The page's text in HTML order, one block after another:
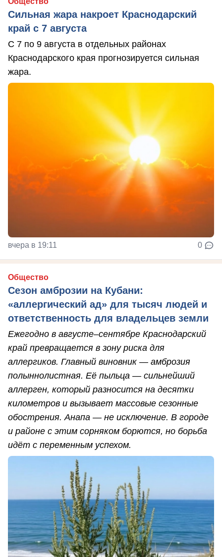
Сильная жара накроет Краснодарский
край с 7 августа
С 7 по 9 августа в отдельных районах
Краснодарского края прогнозируется сильная
жара.
вчера в 19:11 0
Общество
Сезон амброзии на Кубани:
«аллергический ад» для тысяч людей и
ответственность для владельцев земли
Ежегодно в августе–сентябре Краснодарский
край превращается в зону риска для
аллергиков. Главный виновник — амброзия
полыннолистная. Её пыльца — сильнейший
аллерген, который разносится на десятки
километров и вызывает массовые сезонные
обострения. Анапа — не исключение. В городе
и районе с этим сорняком борются, но борьба
идёт с переменным успехом.